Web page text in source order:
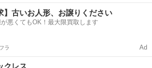
降になる可能性があります。 土日祝は日中...
松戸駅 アクセサリー スマートウォッチ
】古いお人形、お譲りください
悪くてもOK！最大限買取します
ラ Ad
クレス